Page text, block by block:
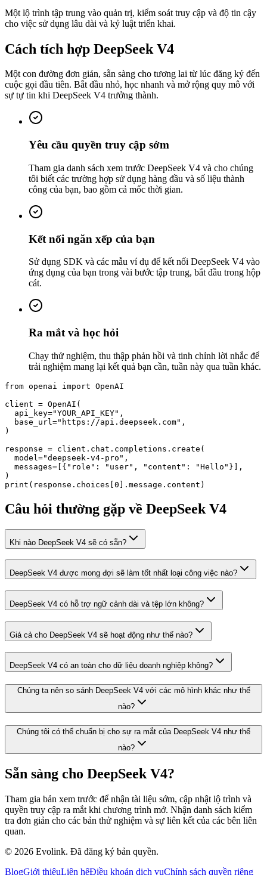
Một lộ trình tập trung vào quản trị, kiểm soát truy cập và độ tin cậy
cho việc sử dụng lâu dài và kỷ luật triển khai.
Cách tích hợp DeepSeek V4
Một con đường đơn giản, sẵn sàng cho tương lai từ lúc đăng ký đến
cuộc gọi đầu tiên. Bắt đầu nhỏ, học nhanh và mở rộng quy mô với
sự tự tin khi DeepSeek V4 trưởng thành.
Yêu cầu quyền truy cập sớm
Tham gia danh sách xem trước DeepSeek V4 và cho chúng
tôi biết các trường hợp sử dụng hàng đầu và số liệu thành
công của bạn, bao gồm cả mốc thời gian.
Kết nối ngăn xếp của bạn
Sử dụng SDK và các mẫu ví dụ để kết nối DeepSeek V4 vào
ứng dụng của bạn trong vài bước tập trung, bắt đầu trong hộp
cát.
Ra mắt và học hỏi
Chạy thử nghiệm, thu thập phản hồi và tinh chỉnh lời nhắc để
trải nghiệm mang lại kết quả bạn cần, tuần này qua tuần khác.
from openai import OpenAI
client = OpenAI(
api_key="YOUR_API_KEY" ,
base_url="https://api.deepseek.com" ,
response = client.chat.completions.create(
model="deepseek-v4-pro" ,
messages=[ { "role" : "user" , "content" : "Hello" } ],
print(response.choices[0].message.content)
Câu hỏi thường gặp về DeepSeek V4
Khi nào DeepSeek V4 sẽ có sẵn?
DeepSeek V4 được mong đợi sẽ làm tốt nhất loại công việc nào?
DeepSeek V4 có hỗ trợ ngữ cảnh dài và tệp lớn không?
Giá cả cho DeepSeek V4 sẽ hoạt động như thế nào?
DeepSeek V4 có an toàn cho dữ liệu doanh nghiệp không?
Chúng ta nên so sánh DeepSeek V4 với các mô hình khác như thế
nào?
Chúng tôi có thể chuẩn bị cho sự ra mắt của DeepSeek V4 như thế
nào?
Sẵn sàng cho DeepSeek V4?
Tham gia bản xem trước để nhận tài liệu sớm, cập nhật lộ trình và
quyền truy cập ra mắt khi chương trình mở. Nhận danh sách kiểm
tra đơn giản cho các bản thử nghiệm và sự liên kết của các bên liên
quan.
© 2026 Evolink. Đã đăng ký bản quyền.
BlogGiới thiệuLiên hệĐiều khoản dịch vụChính sách quyền riêng